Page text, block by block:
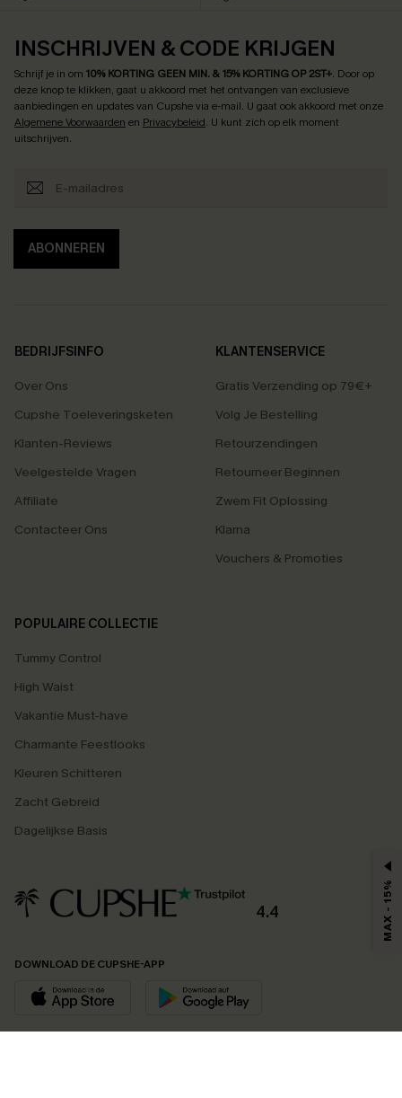
INSCHRIJVEN & CODE KRIJGEN
Schrijf je in om 10% KORTING GEEN MIN. & 15% KORTING OP 2ST+. Door op
deze knop te klikken, gaat u akkoord met het ontvangen van exclusieve
aanbiedingen en updates van Cupshe via e-mail. U gaat ook akkoord met onze
Algemene Voorwaarden en Privacybeleid. U kunt zich op elk moment
uitschrijven.
ABONNEREN
BEDRIJFSINFO
Over Ons
Cupshe Toeleveringsketen
Klanten-Reviews
Veelgestelde Vragen
Affiliate
Contacteer Ons
KLANTENSERVICE
Gratis Verzending op 79€+
Volg Je Bestelling
Retourzendingen
Retourneer Beginnen
Zwem Fit Oplossing
Klarna
Vouchers & Promoties
POPULAIRE COLLECTIE
Tummy Control
High Waist
Vakantie Must-have
Charmante Feestlooks
Kleuren Schitteren
Zacht Gebreid
Dagelijkse Basis
4.4
DOWNLOAD DE CUPSHE-APP
MAX - 15%